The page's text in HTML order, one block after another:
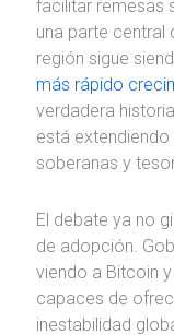
facilitar remesas
una parte central
región sigue
más rápido
verdadera
está
soberanas y
El debate ya no
de adopción.
viendo a Bitcoin
capaces de
inestabilidad